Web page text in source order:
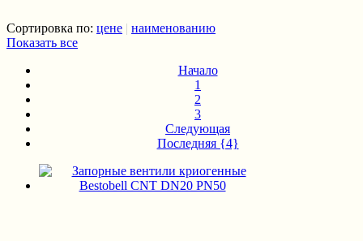
Сортировка по: цене | наименованию
Показать все
Начало
1
2
3
Следующая
Последняя {4}